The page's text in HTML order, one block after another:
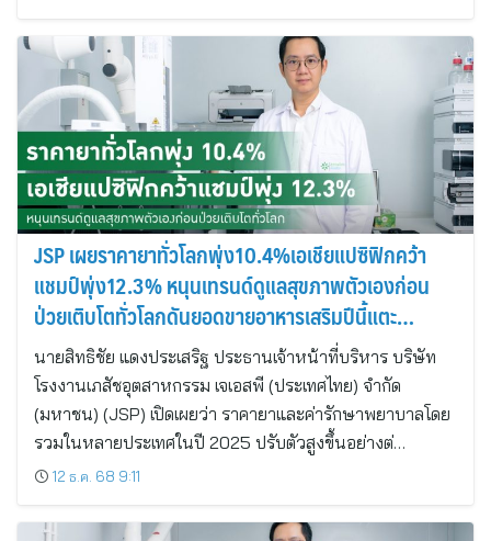
JSP เผยราคายาทั่วโลกพุ่ง10.4%เอเชียแปซิฟิกคว้า
แชมป์พุ่ง12.3% หนุนเทรนด์ดูแลสุขภาพตัวเองก่อน
ป่วยเติบโตทั่วโลกดันยอดขายอาหารเสริมปีนี้แตะ
1,000ลบ.
นายสิทธิชัย แดงประเสริฐ ประธานเจ้าหน้าที่บริหาร บริษัท
โรงงานเภสัชอุตสาหกรรม เจเอสพี (ประเทศไทย) จำกัด
(มหาชน) (JSP) เปิดเผยว่า ราคายาและค่ารักษาพยาบาลโดย
รวมในหลายประเทศในปี 2025 ปรับตัวสูงขึ้นอย่างต่…
12 ธ.ค. 68 9:11